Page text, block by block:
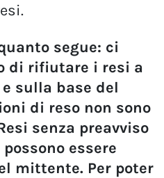
segue: ci
di rifiutare i resi a
sulla base del
di reso non sono
senza preavviso
essere
mittente. Per poter